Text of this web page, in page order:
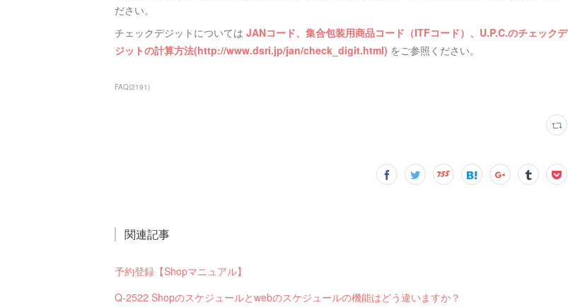
ださい。
チェックデジットについては JANコード、集合包装用商品コード（ITFコード）、U.P.C.のチェックデ
ジットの計算方法(http://www.dsri.jp/jan/check_digit.html) をご参照ください。
FAQ(2191)
関連記事
予約登録【Shopマニュアル】
Q-2522 Shopのスケジュールとwebのスケジュールの機能はどう違いますか？